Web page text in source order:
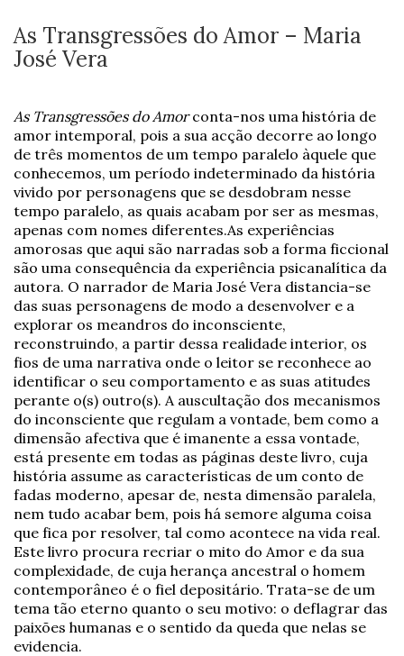
As Transgressões do Amor – Maria
José Vera
As Transgressões do Amorconta-nos uma história de
amor intemporal, pois a sua acção decorre ao longo
de três momentos de um tempo paralelo àquele que
conhecemos, um período indeterminado da história
vivido por personagens que se desdobram nesse
tempo paralelo, as quais acabam por ser as mesmas,
apenas com nomes diferentes.As experiências
amorosas que aqui são narradas sob a forma ficcional
são uma consequência da experiência psicanalítica da
autora. O narrador de Maria José Vera distancia-se
das suas personagens de modo a desenvolver e a
explorar os meandros do inconsciente,
reconstruindo, a partir dessa realidade interior, os
fios de uma narrativa onde o leitor se reconhece ao
identificar o seu comportamento e as suas atitudes
perante o(s) outro(s). A auscultação dos mecanismos
do inconsciente que regulam a vontade, bem como a
dimensão afectiva que é imanente a essa vontade,
está presente em todas as páginas deste livro, cuja
história assume as características de um conto de
fadas moderno, apesar de, nesta dimensão paralela,
nem tudo acabar bem, pois há semore alguma coisa
que fica por resolver, tal como acontece na vida real.
Este livro procura recriar o mito do Amor e da sua
complexidade, de cuja herança ancestral o homem
contemporâneo é o fiel depositário. Trata-se de um
tema tão eterno quanto o seu motivo: o deflagrar das
paixões humanas e o sentido da queda que nelas se
evidencia.